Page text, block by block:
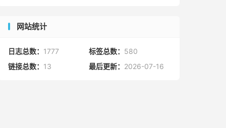
网站统计
日志总数： 1777 标签总数： 580
链接总数： 13 最后更新： 2026-07-16